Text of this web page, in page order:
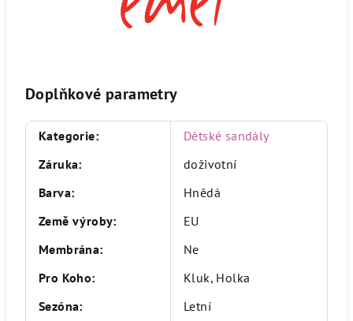
Doplňkové parametry
Kategorie:
Dětské sandály
Záruka:
doživotní
Barva:
Hnědá
Země výroby:
EU
Membrána:
Ne
Pro Koho:
Kluk, Holka
Sezóna:
Letní